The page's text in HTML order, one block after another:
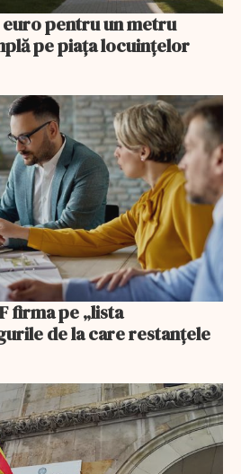
pentru un metru
pe piața locuințelor
firma pe „lista
de la care restanțele